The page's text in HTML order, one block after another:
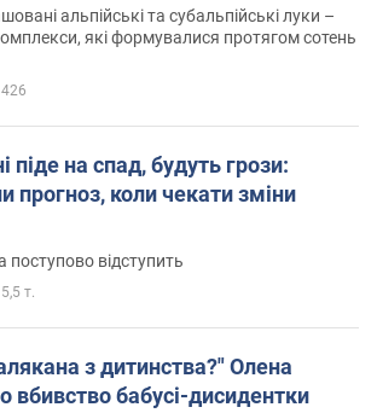
альпійські та субальпійські луки –
які формувалися протягом сотень
426
піде на спад, будуть грози:
прогноз, коли чекати зміни
поступово відступить
5,5 т.
з дитинства?" Олена
вбивство бабусі-дисидентки